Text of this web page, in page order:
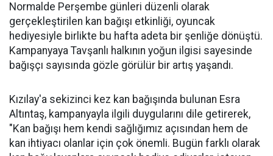
Normalde Perşembe günleri düzenli olarak
gerçekleştirilen kan bağışı etkinliği, oyuncak
hediyesiyle birlikte bu hafta adeta bir şenliğe dönüştü.
Kampanyaya Tavşanlı halkının yoğun ilgisi sayesinde
bağışçı sayısında gözle görülür bir artış yaşandı.
Kızılay'a sekizinci kez kan bağışında bulunan Esra
Altıntaş, kampanyayla ilgili duygularını dile getirerek,
"Kan bağışı hem kendi sağlığımız açısından hem de
kan ihtiyacı olanlar için çok önemli. Bugün farklı olarak